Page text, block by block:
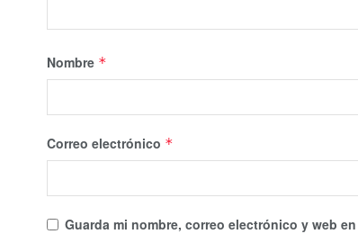
Nombre *
Correo electrónico *
Guarda mi nombre, correo electrónico y web